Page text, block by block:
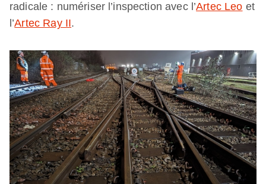
radicale : numériser l’inspection avec l’Artec Leo et
l’Artec Ray II.